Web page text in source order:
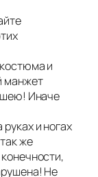
и
манжет
шею! Иначе
и ногах
же
Не